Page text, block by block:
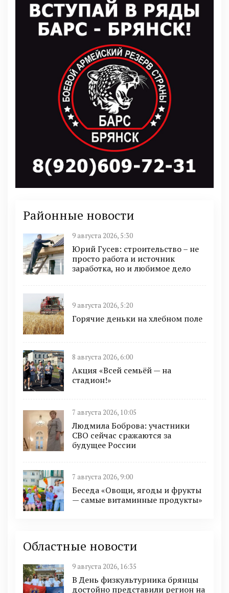
Районные новости
9 августа 2026, 5:30
Юрий Гусев: строительство – не
просто работа и источник
заработка, но и любимое дело
9 августа 2026, 5:20
Горячие деньки на хлебном поле
8 августа 2026, 6:00
Акция «Всей семьёй — на
стадион!»
7 августа 2026, 10:05
Людмила Боброва: участники
СВО сейчас сражаются за
будущее России
7 августа 2026, 9:00
Беседа «Овощи, ягоды и фрукты
— самые витаминные продукты»
Областные новости
9 августа 2026, 16:35
В День физкультурника брянцы
достойно представили регион на